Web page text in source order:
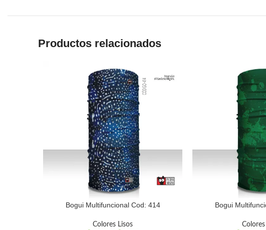
Productos relacionados
Bogui Multifuncional Cod: 414
Colores Lisos
Bogui